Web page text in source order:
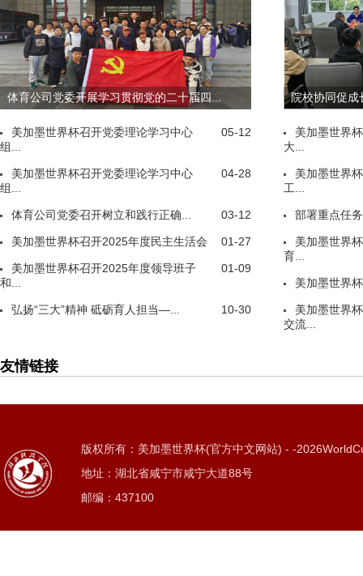
体育公司党委开展学习贯彻党的二十届四...
05-12
美加墨世界杯召开党委理论学习中心
组...
04-28
美加墨世界杯召开党委理论学习中心
组...
03-12
体育公司党委召开树立和践行正确...
01-27
美加墨世界杯召开2025年度民主生活会
01-09
美加墨世界杯召开2025年度领导班子
和...
10-30
弘扬“三大”精神 砥砺育人担当—...
院校协同促
美加墨世界
大...
美加墨世界
工...
部署重点任
美加墨世界
育...
美加墨世界
美加墨世界
交流...
友情链接
版权所有：美加墨世界杯(官方中文网站) - -
地址：湖北省咸宁市咸宁大道88号
邮编：437100